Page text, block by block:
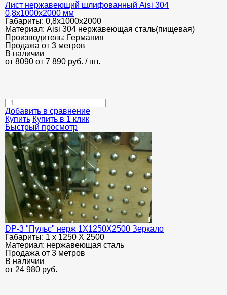
Лист нержавеющий шлифованный Aisi 304
0,8х1000х2000 мм
Габариты: 0,8х1000х2000
Материал: Aisi 304 нержавеющая сталь(пищевая)
Производитель: Германия
Продажа от 3 метров
В наличии
от 8090 от 7 890 руб. / шт.
Добавить в сравнение
Купить Купить в 1 клик
Быстрый просмотр
DP-3 "Пульс" нерж 1Х1250Х2500 Зеркало
Габариты: 1 х 1250 Х 2500
Материал: нержавеющая сталь
Продажа от 3 метров
В наличии
от 24 980 руб.